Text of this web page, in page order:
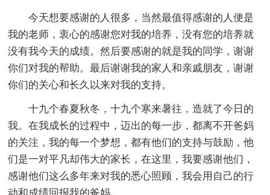
今天想要感谢的人很多，当然最值得感谢的人便是
我的老师，衷心的感谢您对我的培养，没有您的培养就
没有我今天的成绩。然后要感谢的就是我的同学，谢谢
你们对我的帮助。最后谢谢我的家人和亲戚朋友，谢谢
你们的关心和长久以来对我的支持。
十九个春夏秋冬，十九个寒来暑往，造就了今日的
我。在我成长的过程中，迈出的每一步，都离不开爸妈
的关注，我的每一个梦想，都有他们的支持与鼓励，他
们是一对平凡却伟大的家长，在这里，我要感谢他们，
感谢他们这么多年来对我的悉心照顾，我会用自己的行